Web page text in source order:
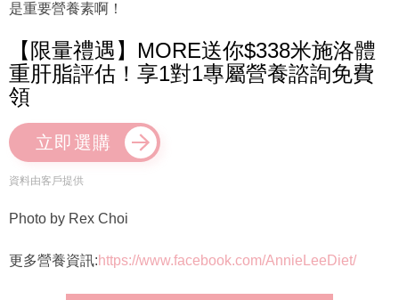
是重要營養素啊！
【限量禮遇】MORE送你$338米施洛體
重肝脂評估！享1對1專屬營養諮詢免費
領
立即選購
資料由客戶提供
Photo by Rex Choi
更多營養資訊:https://www.facebook.com/AnnieLeeDiet/